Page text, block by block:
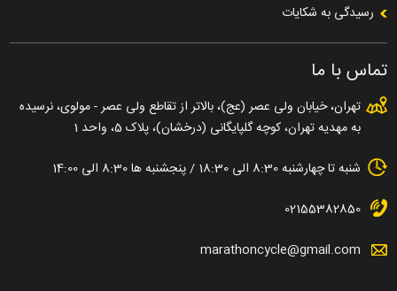
رسیدگی به شکایات
تماس با ما
تهران، خیابان ولی عصر (عج)، بالاتر از تقاطع ولی عصر - مولوی، نرسیده
به مهدیه تهران، کوچه گلپایگانی (درخشان)، پلاک 5، واحد 1
شنبه تا چهارشنبه 8:30 الی 18:30 / پنجشنبه ها 8:30 الی 14:00
02155382850
marathoncycle@gmail.com